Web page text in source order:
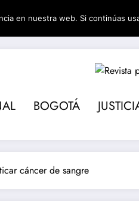
BOGOTÁ
cáncer de sangre
en nuestra web. Si continúas